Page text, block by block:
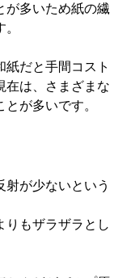
が多いため紙の繊
紙だと手間コスト
在は、さまざまな
が多いです。
が少ないという
りもザラザラとし